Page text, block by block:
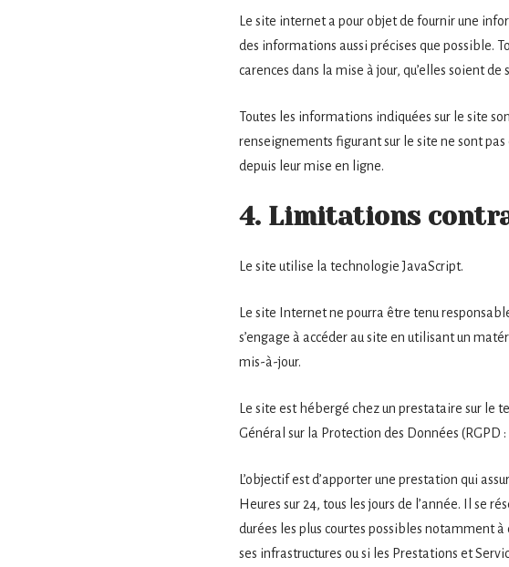
Le site internet a pour objet de fournir une
des informations aussi précises que possible.
carences dans la mise à jour, qu’elles soient
Toutes les informations indiquées sur le site
renseignements figurant sur le site ne sont
depuis leur mise en ligne.
4. Limitations
Le site utilise la technologie JavaScript.
Le site Internet ne pourra être tenu
s’engage à accéder au site en utilisant un
mis-à-jour.
Le site est hébergé chez un prestataire sur le
Général sur la Protection des Données (RGPD :
L’objectif est d’apporter une prestation qui
Heures sur 24, tous les jours de l’année. Il se
durées les plus courtes possibles notamment
ses infrastructures ou si les Prestations et